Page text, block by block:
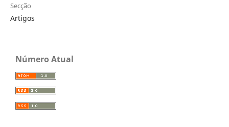
Secção
Artigos
Número Atual